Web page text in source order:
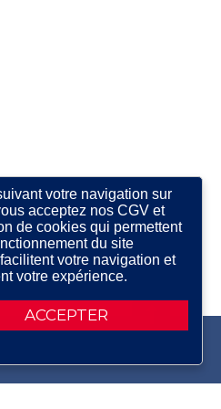
ACCEPTER
votre navigation sur
acceptez nos CGV et
de cookies qui permettent
du site
votre navigation et
votre expérience.